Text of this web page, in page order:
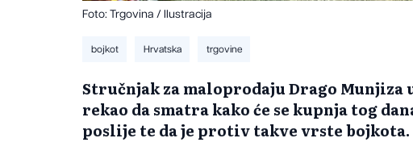
Foto: Trgovina / Ilustracija
bojkot Hrvatska trgovine
Stručnjak za maloprodaju Drago Munjiza
rekao da smatra kako će se kupnja tog
poslije te da je protiv takve vrste bojkota.